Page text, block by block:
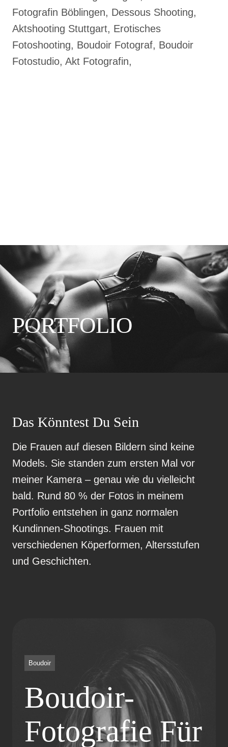
PORTFOLIO
Das Könntest Du Sein
Die Frauen auf diesen Bildern sind keine
Models. Sie standen zum ersten Mal vor
meiner Kamera – genau wie du vielleicht
bald. Rund 80 % der Fotos in meinem
Portfolio entstehen in ganz normalen
Kundinnen-Shootings. Frauen mit
verschiedenen Köperformen, Altersstufen
und Geschichten.
Boudoir
Boudoir-
Fotografie Für